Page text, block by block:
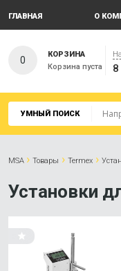
ГЛАВНАЯ О
0
КОРЗИНА
Корзина пуста
УМНЫЙ ПОИСК
MSA › Товары › Termex ›
Установки